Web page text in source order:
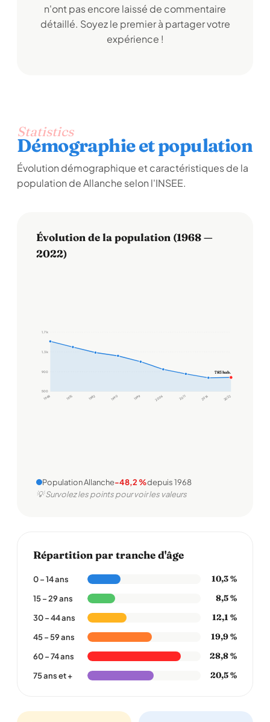
n'ont pas encore laissé de commentaire
détaillé. Soyez le premier à partager votre
expérience !
Statistics
Démographie et population
Évolution démographique et caractéristiques de la
population de Allanche selon l'INSEE.
Évolution de la population (1968 —
2022)
500
900
1,3 k
1,7 k
1968 1975 1982 1990 1999 2006 2011 2016 2022
783 hab.
Population Allanche-48,2 %depuis 1968
💡 Survolez les points pour voir les valeurs
Répartition par tranche d'âge
0 – 14 ans 10,3 %
15 – 29 ans 8,5 %
30 – 44 ans 12,1 %
45 – 59 ans 19,9 %
60 – 74 ans 28,8 %
75 ans et + 20,5 %